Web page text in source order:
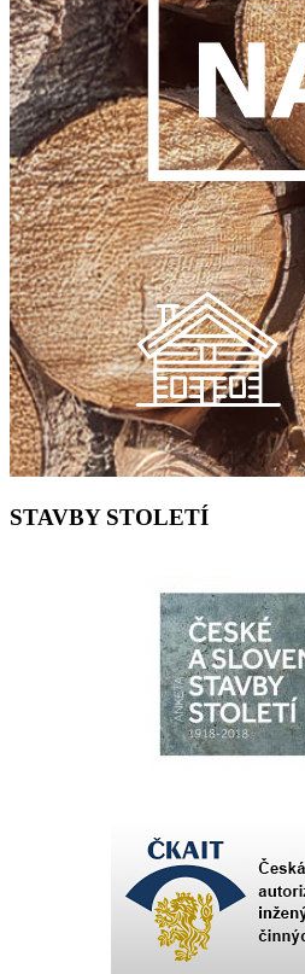
STAVBY STOLETÍ